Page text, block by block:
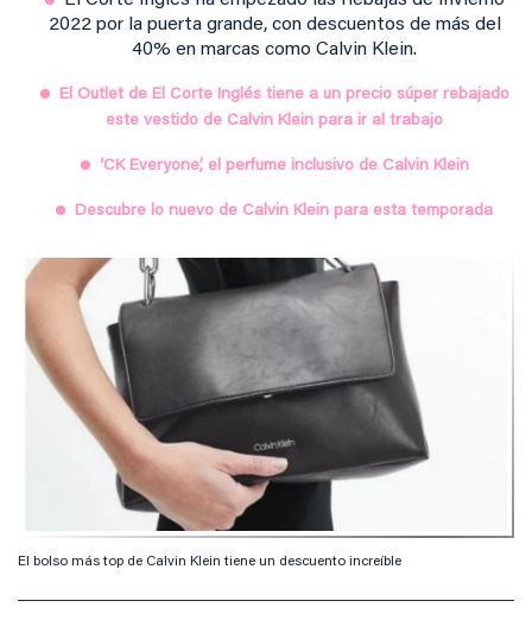
2022 por la puerta grande, con descuentos de más del
40% en marcas como Calvin Klein.
El Outlet de El Corte Inglés tiene a un precio súper rebajado
este vestido de Calvin Klein para ir al trabajo
‘CK Everyone’, el perfume inclusivo de Calvin Klein
Descubre lo nuevo de Calvin Klein para esta temporada
El bolso más top de Calvin Klein tiene un descuento increíble